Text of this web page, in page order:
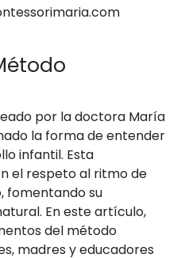
por la doctora María
la forma de entender
infantil. Esta
el respeto al ritmo de
fomentando su
En este artículo,
del método
madres y educadores